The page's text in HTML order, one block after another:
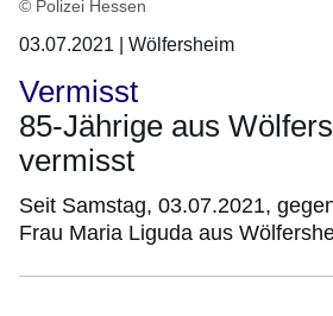
© Polizei Hessen
03.07.2021 | Wölfersheim
Vermisst
85-Jährige aus
vermisst
Seit Samstag, 03.07.2021,
Frau Maria Liguda aus